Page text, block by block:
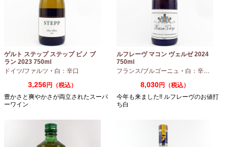
ゲルト ステップ ステップ ピノ ブ
ラン 2023 750ml
ドイツ/ファルツ ・ 白：辛口
3,256円（税込）
豊かさと爽やかさが両立されたスーパ
ーワイン
ルフレーヴ マコン ヴェルゼ 2024
750ml
フランス/ブルゴーニュ ・ 白：辛口
8,030円（税込）
今年も来ました!! ルフレーヴのお値打
ち白